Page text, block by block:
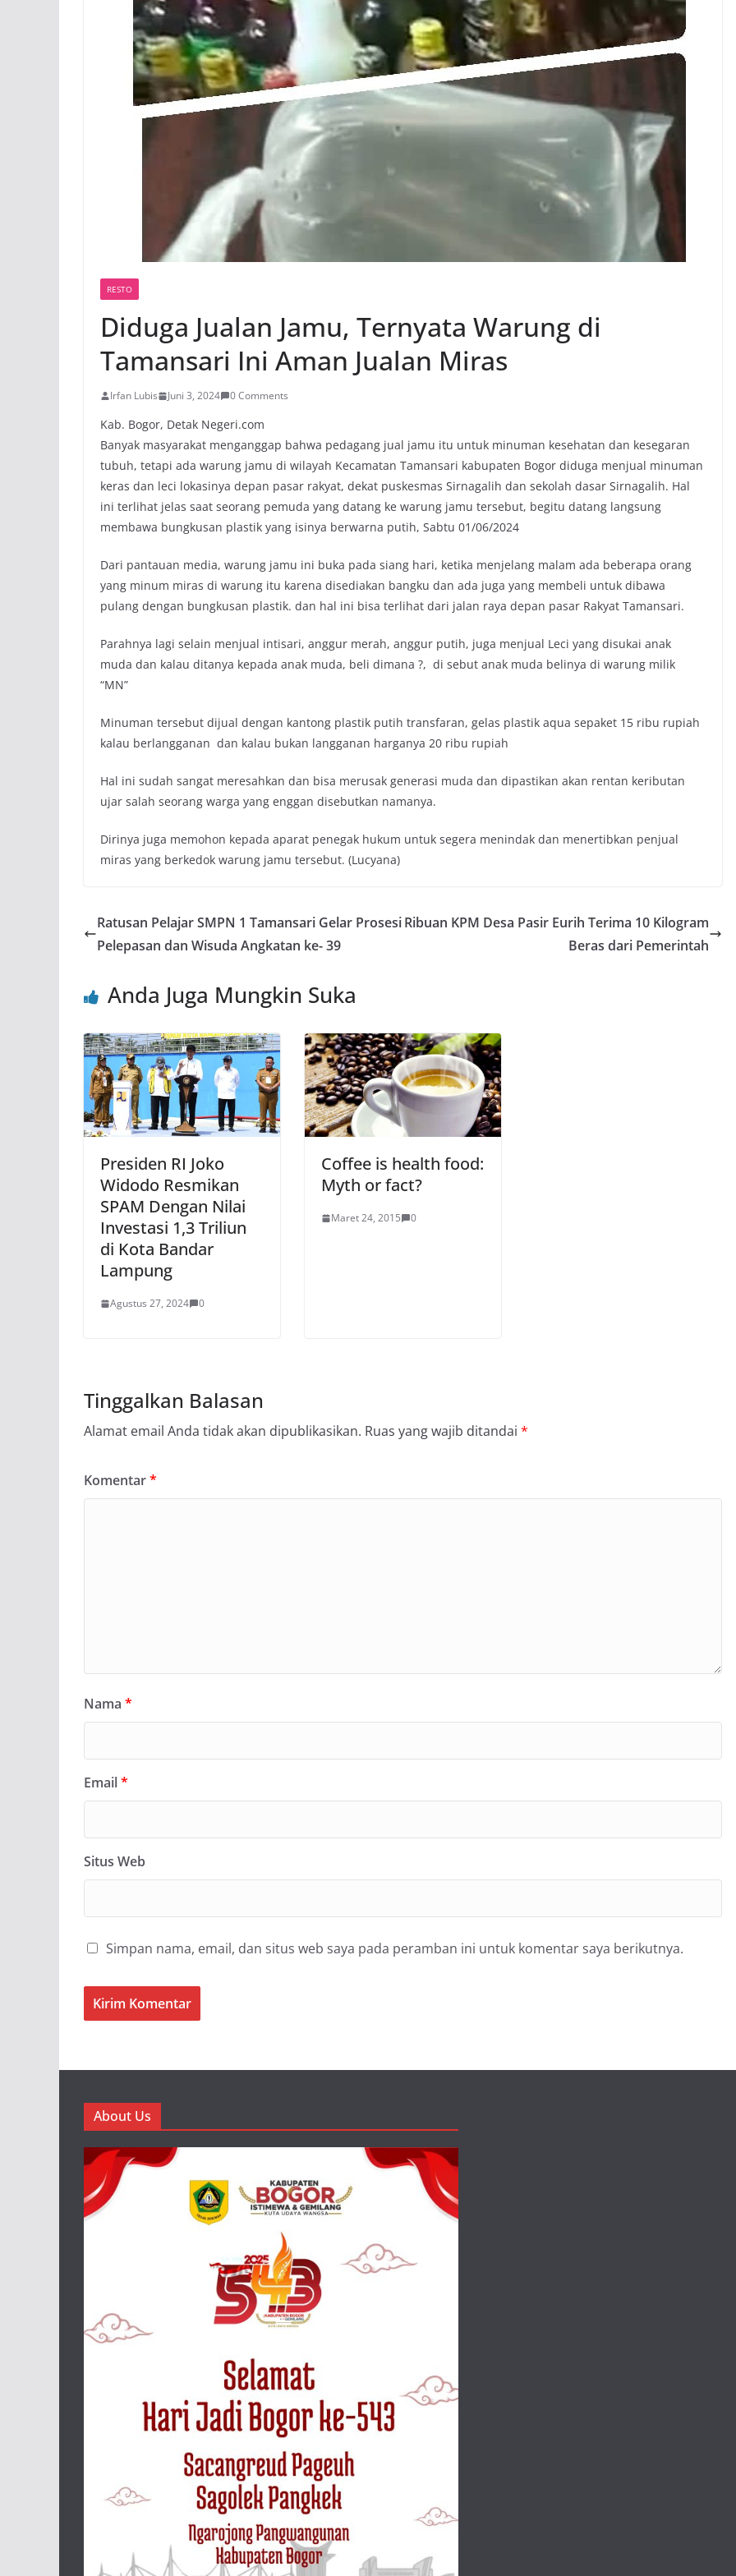
RESTO
Diduga Jualan Jamu, Ternyata Warung di
Tamansari Ini Aman Jualan Miras
Irfan Lubis Juni 3, 2024 0 Comments
Kab. Bogor, Detak Negeri.com
Banyak masyarakat menganggap bahwa pedagang jual jamu itu untuk minuman kesehatan dan kesegaran
tubuh, tetapi ada warung jamu di wilayah Kecamatan Tamansari kabupaten Bogor diduga menjual minuman
keras dan leci lokasinya depan pasar rakyat, dekat puskesmas Sirnagalih dan sekolah dasar Sirnagalih. Hal
ini terlihat jelas saat seorang pemuda yang datang ke warung jamu tersebut, begitu datang langsung
membawa bungkusan plastik yang isinya berwarna putih, Sabtu 01/06/2024
Dari pantauan media, warung jamu ini buka pada siang hari, ketika menjelang malam ada beberapa orang
yang minum miras di warung itu karena disediakan bangku dan ada juga yang membeli untuk dibawa
pulang dengan bungkusan plastik. dan hal ini bisa terlihat dari jalan raya depan pasar Rakyat Tamansari.
Parahnya lagi selain menjual intisari, anggur merah, anggur putih, juga menjual Leci yang disukai anak
muda dan kalau ditanya kepada anak muda, beli dimana ?, di sebut anak muda belinya di warung milik
“MN”
Minuman tersebut dijual dengan kantong plastik putih transfaran, gelas plastik aqua sepaket 15 ribu rupiah
kalau berlangganan dan kalau bukan langganan harganya 20 ribu rupiah
Hal ini sudah sangat meresahkan dan bisa merusak generasi muda dan dipastikan akan rentan keributan
ujar salah seorang warga yang enggan disebutkan namanya.
Dirinya juga memohon kepada aparat penegak hukum untuk segera menindak dan menertibkan penjual
miras yang berkedok warung jamu tersebut. (Lucyana)
Ratusan Pelajar SMPN 1 Tamansari Gelar Prosesi
Pelepasan dan Wisuda Angkatan ke- 39
Ribuan KPM Desa Pasir Eurih Terima 10 Kilogram
Beras dari Pemerintah
Anda Juga Mungkin Suka
Presiden RI Joko
Widodo Resmikan
SPAM Dengan Nilai
Investasi 1,3 Triliun
di Kota Bandar
Lampung
Agustus 27, 2024 0
Coffee is health food:
Myth or fact?
Maret 24, 2015 0
Tinggalkan Balasan
Alamat email Anda tidak akan dipublikasikan. Ruas yang wajib ditandai *
Komentar*
Nama *
Email*
Situs Web
Simpan nama, email, dan situs web saya pada peramban ini untuk komentar saya berikutnya.
About Us